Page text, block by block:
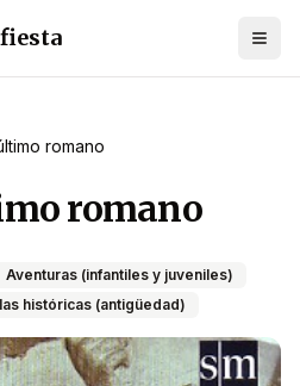
romano
romano
Aventuras (infantiles y juveniles)
históricas (antigüedad)